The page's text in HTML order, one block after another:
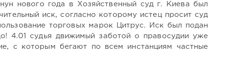
нового года в Хозяйственный суд г. Киева был
иск, согласно которому истец просит суд
торговых марок Цитрус. Иск был подан
4.01 судья движимый заботой о правосудии уже
с которым бегают по всем инстанциям частные